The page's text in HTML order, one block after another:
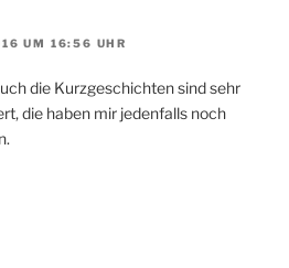
UM 16:56 UHR
die Kurzgeschichten sind sehr
die haben mir jedenfalls noch